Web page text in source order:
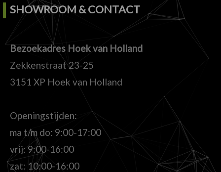
SHOWROOM & CONTACT
Bezoekadres Hoek van Holland
Zekkenstraat 23-25
3151 XP Hoek van Holland
Openingstijden:
ma t/m do: 9:00-17:00
vrij: 9:00-16:00
zat: 10:00-16:00